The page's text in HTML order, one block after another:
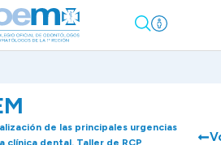
de las principales urgencias